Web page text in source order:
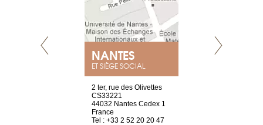
NANTES
ET SIÈGE SOCIAL
2 ter, rue des Olivettes
CS33221
44032 Nantes Cedex 1
France
Tel : +33 2 52 20 20 47